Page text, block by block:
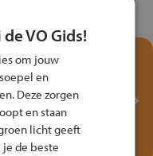
met het
Verkeersspel
fiets!
VO Gids!
om jouw
en
Deze zorgen
en staan
licht geeft
je de beste